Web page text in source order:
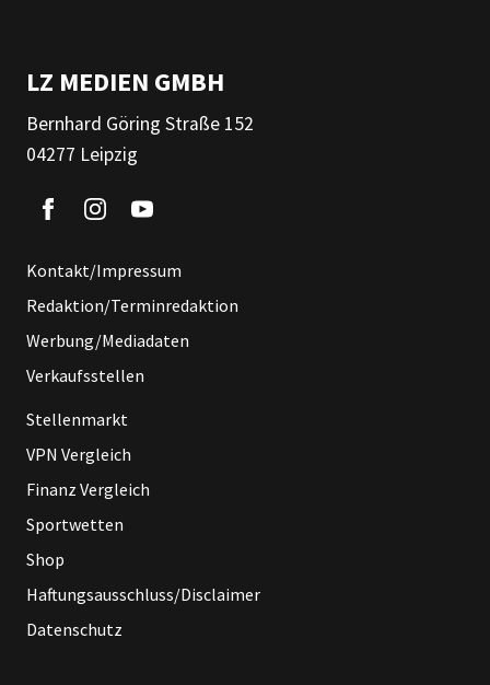
LZ MEDIEN GMBH
Bernhard Göring Straße 152
04277 Leipzig
Kontakt/Impressum
Redaktion/Terminredaktion
Werbung/Mediadaten
Verkaufsstellen
Stellenmarkt
VPN Vergleich
Finanz Vergleich
Sportwetten
Shop
Haftungsausschluss/Disclaimer
Datenschutz